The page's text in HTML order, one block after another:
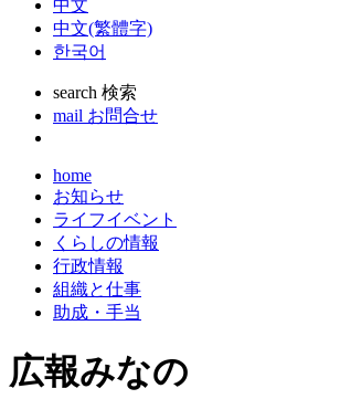
中文
中文(繁體字)
한국어
search 検索
mail お問合せ
home
お知らせ
ライフイベント
くらしの情報
行政情報
組織と仕事
助成・手当
広報みなの